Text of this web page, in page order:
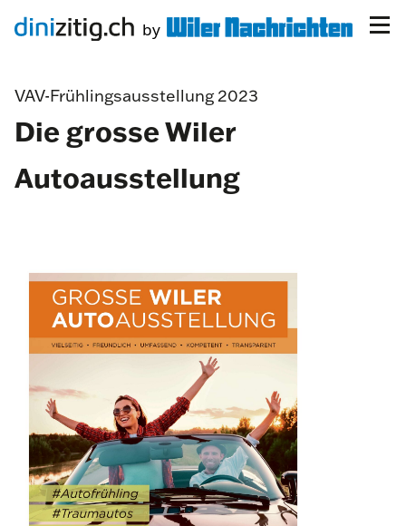
VAV-Frühlingsausstellung 2023
Die grosse Wiler
Autoausstellung